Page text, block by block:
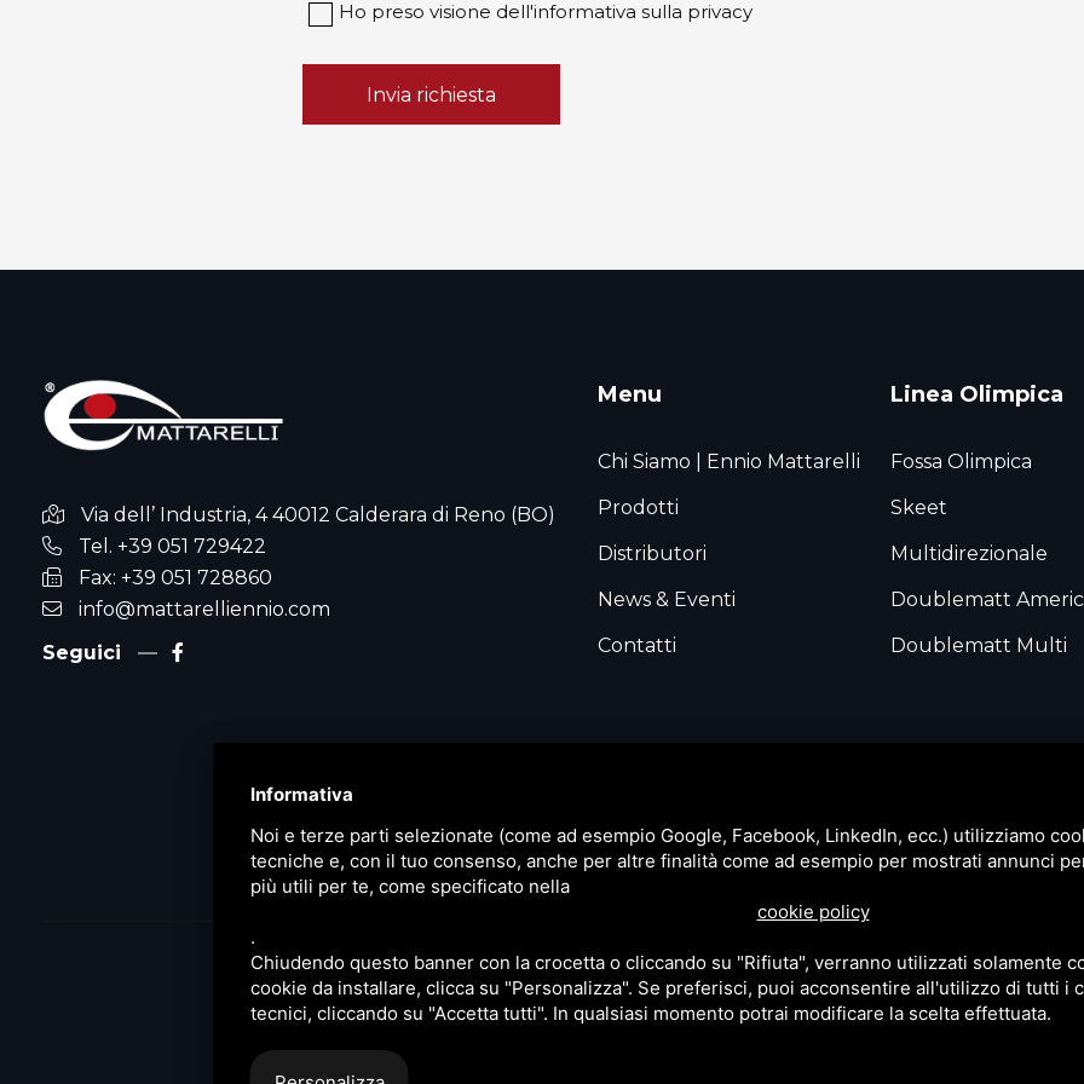
Ho preso visione dell'informativa sulla privacy
Invia richiesta
Via dell’ Industria, 4 40012 Calderara di Reno (BO)
Tel. +39 051 729422
Fax: +39 051 728860
info@mattarelliennio.com
Seguici
Menu
Chi Siamo | Ennio Mattarelli
Prodotti
Distributori
News & Eventi
Contatti
Linea Olimpica
Fossa Olimpica
Skeet
Multidirezionale
Doublematt
Doublematt Multi
Privacy|SitemapQuesto sito è protetto da Google reCAPTCHA v3, Privacy Policye
Informativa
Noi e terze parti selezionate (come ad esempio Google, Facebook, LinkedIn, ecc.) utilizziamo
tecniche e, con il tuo consenso, anche per altre finalità come ad esempio per mostrati annunci
più utili per te, come specificato nella
cookie policy
.
Chiudendo questo banner con la crocetta o cliccando su "Rifiuta", verranno utilizzati solamente
cookie da installare, clicca su "Personalizza". Se preferisci, puoi acconsentire all'utilizzo di tutti i
tecnici, cliccando su "Accetta tutti". In qualsiasi momento potrai modificare la scelta effettuata.